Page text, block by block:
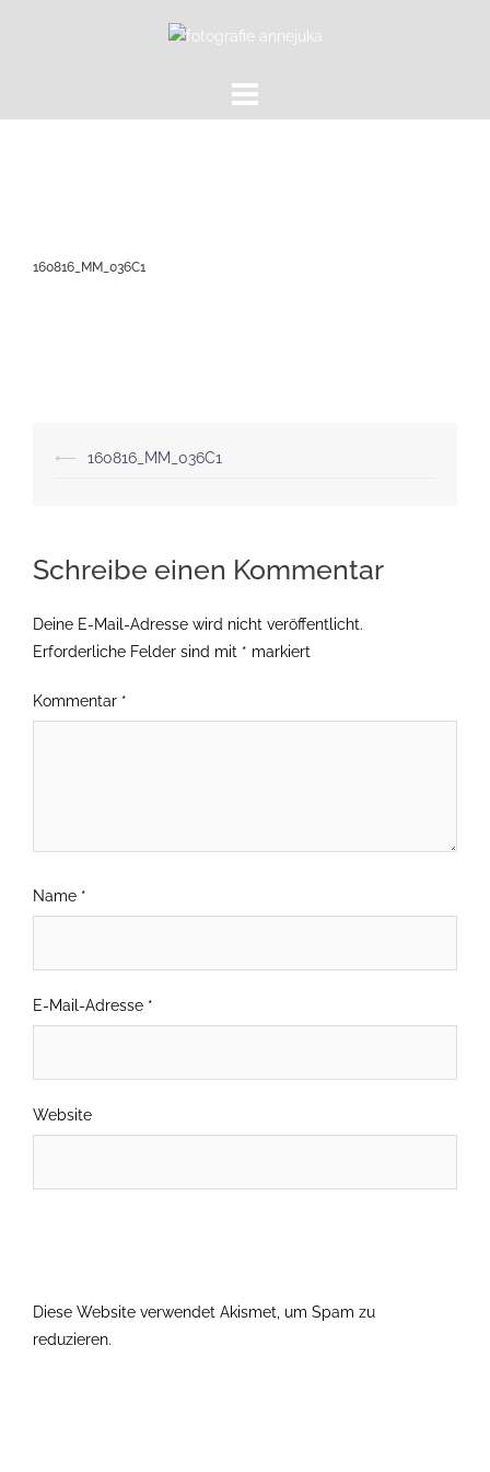
160816_MM_036C1
Beitragsnavigation
⟵ 160816_MM_036C1
Schreibe einen Kommentar
Deine E-Mail-Adresse wird nicht veröffentlicht.
Erforderliche Felder sind mit * markiert
Kommentar *
Name *
E-Mail-Adresse *
Website
Diese Website verwendet Akismet, um Spam zu
reduzieren.